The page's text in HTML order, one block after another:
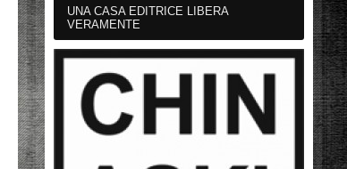
UNA CASA EDITRICE LIBERA
VERAMENTE